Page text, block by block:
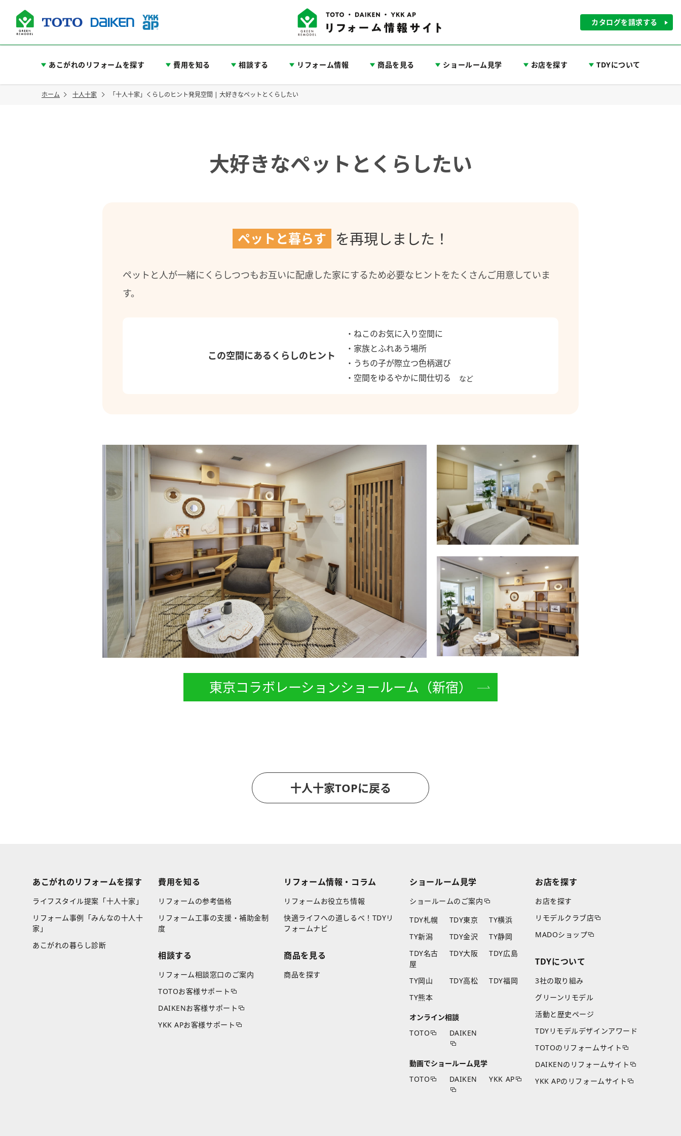
カタログを請求する
あこがれのリフォームを探す 費用を知る 相談する リフォーム情報 商品を見る ショールーム見学 お店を探す TDYについて
ホーム 十人十家 「十人十家」くらしのヒント発見空間 | 大好きなペットとくらしたい
大好きなペットとくらしたい
ペットと暮らす を再現しました！
ペットと人が一緒にくらしつつもお互いに配慮した家にするため必要なヒントをたくさんご用意していま
す。
この空間にあるくらしのヒント
・ねこのお気に入り空間に
・家族とふれあう場所
・うちの子が際立つ色柄選び
・空間をゆるやかに間仕切る
など
東京コラボレーションショールーム（新宿）
十人十家TOPに戻る
あこがれのリフォームを探す
ライフスタイル提案「十人十家」
リフォーム事例「みんなの十人十
家」
あこがれの暮らし診断
費用を知る
リフォームの参考価格
リフォーム工事の支援・補助金制
度
相談する
リフォーム相談窓口のご案内
TOTOお客様サポート
DAIKENお客様サポート
YKK APお客様サポート
リフォーム情報・コラム
リフォームお役立ち情報
快適ライフへの道しるべ！TDYリ
フォームナビ
商品を見る
商品を探す
ショールーム見学
ショールームのご案内
TDY札幌
TDY東京
TY横浜
TY新潟
TDY金沢
TY静岡
TDY名古
屋
TDY大阪 TDY広島
TY岡山 TDY高松
TDY福岡
TY熊本
オンライン相談
TOTO
DAIKEN
動画でショールーム見学
TOTO
DAIKEN YKK AP
お店を探す
お店を探す
リモデルクラブ店
MADOショップ
TDYについて
3社の取り組み
グリーンリモデル
活動と歴史ページ
TDYリモデルデザインアワード
TOTOのリフォームサイト
DAIKENのリフォームサイト
YKK APのリフォームサイト